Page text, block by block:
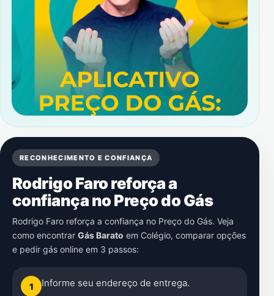
RECONHECIMENTO E CONFIANÇA
Rodrigo Faro reforça a
confiança no Preço do Gás
Rodrigo Faro reforça a confiança no Preço do Gás. Veja
como encontrar Gás Barato em Colégio, comparar opções
e pedir gás online em 3 passos:
1 Informe seu endereço de entrega.